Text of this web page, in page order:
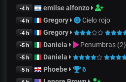
-4 h emilse alfonzo
-4 h Gregory Cielo rojo
-4 h Gregory
-5 h Daniela Penumbras (2)
-5 h Daniela
-5 h Phoebe 6